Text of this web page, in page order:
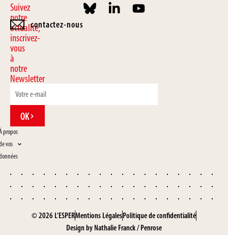
Suivez
notre
actualité,
inscrivez-
vous
à
notre
Newsletter
OK
propos
vos
contactez-nous
© 2026 L’ESPERMentions LégalesPolitique de confidentialité
Design by Nathalie Franck/Penrose